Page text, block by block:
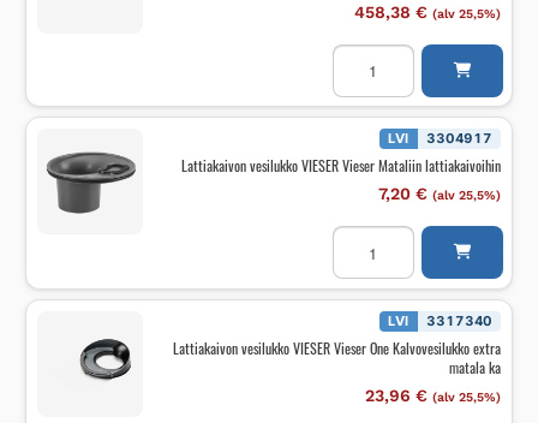
458,38 € (alv 25,5%)
Lattiakaivon
kouru
Vieser
Line
900mm
keskeinen
musta
LVI 3304917
Lattiakaivon vesilukko VIESER Vieser Mataliin lattiakaivoihin
7,20 € (alv 25,5%)
Lattiakaivon
vesilukko
VIESER
Vieser
Mataliin
lattiakaivoihin
määrä
LVI 3317340
Lattiakaivon vesilukko VIESER Vieser One Kalvovesilukko extra
matala ka
23,96 € (alv 25,5%)